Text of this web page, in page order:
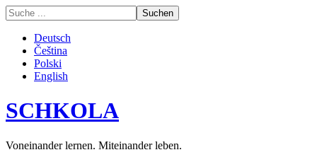
Deutsch
Čeština
Polski
English
SCHKOLA
Voneinander lernen. Miteinander leben.